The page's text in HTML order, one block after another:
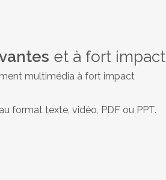
et à fort impact
multimédia à fort impact
format texte, vidéo, PDF ou PPT.